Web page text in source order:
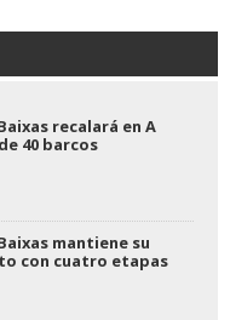
recalará en A
40 barcos
mantiene su
con cuatro etapas